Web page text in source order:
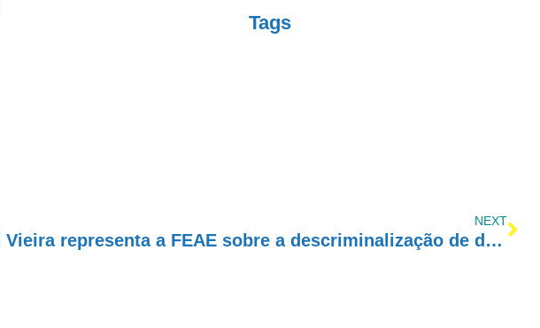
Tags
NEXT
Dr. Cid Vieira representa a FEAE sobre a descriminalização de drogas no julgamento do STF